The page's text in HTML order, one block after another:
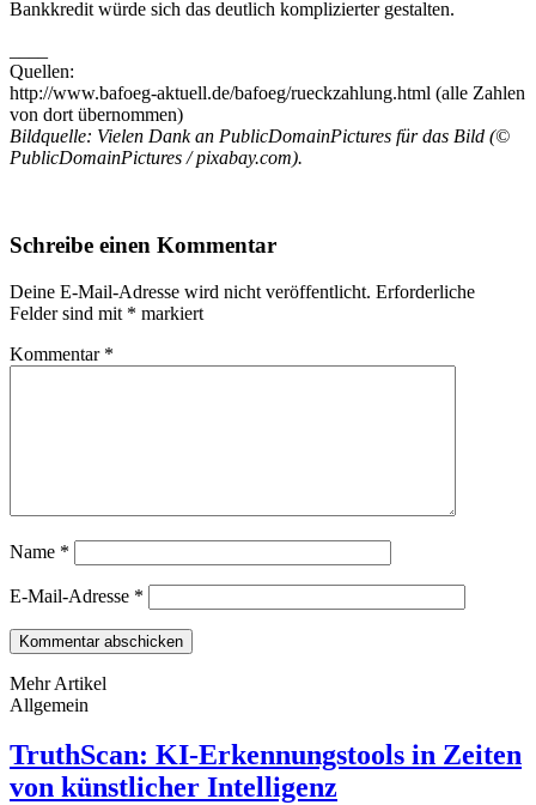
Bankkredit würde sich das deutlich komplizierter gestalten.
Quellen:
http://www.bafoeg-aktuell.de/bafoeg/rueckzahlung.html (alle Zahlen
von dort übernommen)
Bildquelle: Vielen Dank an PublicDomainPictures für das Bild (©
PublicDomainPictures / pixabay.com).
Schreibe einen Kommentar
Deine E-Mail-Adresse wird nicht veröffentlicht. Erforderliche
Felder sind mit * markiert
Kommentar *
Name *
E-Mail-Adresse *
Mehr Artikel
Allgemein
TruthScan: KI-Erkennungstools in Zeiten
von künstlicher Intelligenz